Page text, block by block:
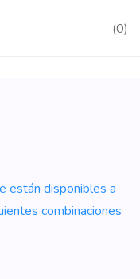
0
están disponibles a
combinaciones